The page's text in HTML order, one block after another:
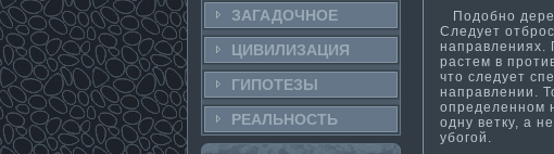
ЗАГАДОЧНΟЕ
ЦИВИЛИЗАЦИЯ
ГИПОТЕЗЫ
РЕАЛЬНΟСТЬ
Подобно
Следует
направлениях.
растем в
что следует
направлении.
определенном
одну ветку, а
убогой.